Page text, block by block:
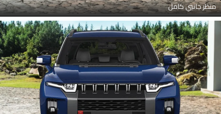
منظر جانبي كامل